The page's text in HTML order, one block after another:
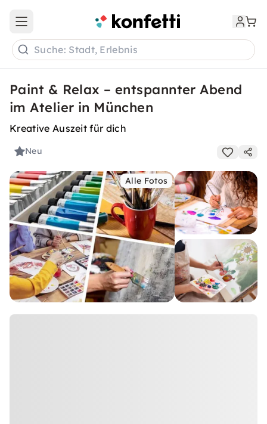
Open main menu
Suche: Stadt, Erlebnis
Paint & Relax – entspannter Abend
im Atelier in München
Kreative Auszeit für dich
Neu
Alle Fotos